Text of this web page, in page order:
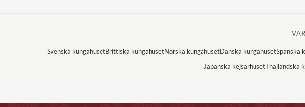
Svenska kungahusetBrittiska kungahusetNorska kungahusetDanska kungahusetSpanska
Japanska kejsarhusetThailändska